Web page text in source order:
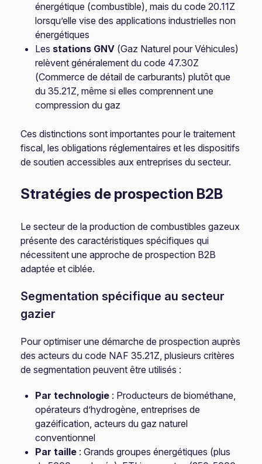
énergétique (combustible), mais du code 20.11Z
lorsqu’elle vise des applications industrielles non
énergétiques
Les stations GNV (Gaz Naturel pour Véhicules)
relèvent généralement du code 47.30Z
(Commerce de détail de carburants) plutôt que
du 35.21Z, même si elles comprennent une
compression du gaz
Ces distinctions sont importantes pour le traitement
fiscal, les obligations réglementaires et les dispositifs
de soutien accessibles aux entreprises du secteur.
Stratégies de prospection B2B
Le secteur de la production de combustibles gazeux
présente des caractéristiques spécifiques qui
nécessitent une approche de prospection B2B
adaptée et ciblée.
Segmentation spécifique au secteur
gazier
Pour optimiser une démarche de prospection auprès
des acteurs du code NAF 35.21Z, plusieurs critères
de segmentation peuvent être utilisés :
Par technologie : Producteurs de biométhane,
opérateurs d’hydrogène, entreprises de
gazéification, acteurs du gaz naturel
conventionnel
Par taille : Grands groupes énergétiques (plus